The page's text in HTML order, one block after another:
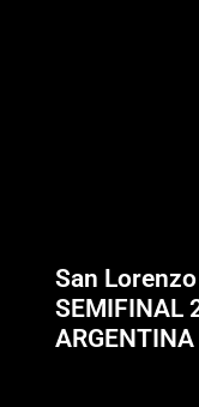
San
SEMIFINAL